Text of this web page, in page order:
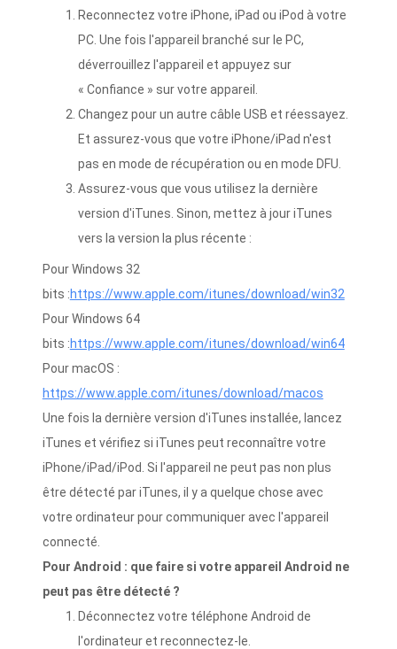
Reconnectez votre iPhone, iPad ou iPod à votre
PC. Une fois l'appareil branché sur le PC,
déverrouillez l'appareil et appuyez sur
« Confiance » sur votre appareil.
Changez pour un autre câble USB et réessayez.
Et assurez-vous que votre iPhone/iPad n'est
pas en mode de récupération ou en mode DFU.
Assurez-vous que vous utilisez la dernière
version d'iTunes. Sinon, mettez à jour iTunes
vers la version la plus récente :
Pour Windows 32
bits :https://www.apple.com/itunes/download/win32
Pour Windows 64
bits :https://www.apple.com/itunes/download/win64
Pour macOS :
https://www.apple.com/itunes/download/macos
Une fois la dernière version d'iTunes installée, lancez
iTunes et vérifiez si iTunes peut reconnaître votre
iPhone/iPad/iPod. Si l'appareil ne peut pas non plus
être détecté par iTunes, il y a quelque chose avec
votre ordinateur pour communiquer avec l'appareil
connecté.
Pour Android : que faire si votre appareil Android ne
peut pas être détecté ?
Déconnectez votre téléphone Android de
l'ordinateur et reconnectez-le.